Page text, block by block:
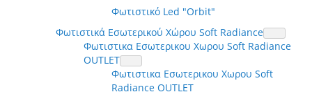
Φωτιστικό Led "Orbit"
Φωτιστικά Εσωτερικού Χώρου Soft Radiance
Φωτιστικα Εσωτερικου Χωρου Soft Radiance
OUTLET
Φωτιστικα Εσωτερικου Χωρου Soft
Radiance OUTLET